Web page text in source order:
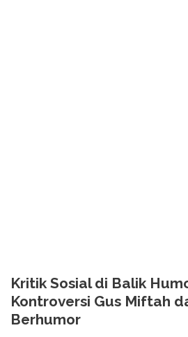
Kritik Sosial di Balik
Kontroversi Gus Miftah
Berhumor